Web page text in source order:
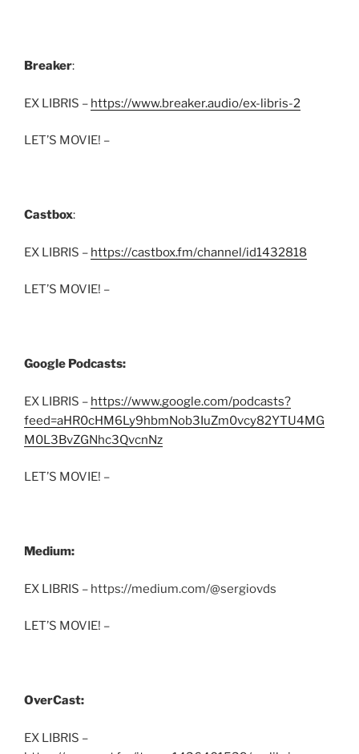
Breaker:
EX LIBRIS – https://www.breaker.audio/ex-libris-2
LET’S MOVIE! –
Castbox:
EX LIBRIS – https://castbox.fm/channel/id1432818
LET’S MOVIE! –
Google Podcasts:
EX LIBRIS – https://www.google.com/podcasts?
feed=aHR0cHM6Ly9hbmNob3IuZm0vcy82YTU4MG
M0L3BvZGNhc3QvcnNz
LET’S MOVIE! –
Medium:
EX LIBRIS – https://medium.com/@sergiovds
LET’S MOVIE! –
OverCast:
EX LIBRIS –